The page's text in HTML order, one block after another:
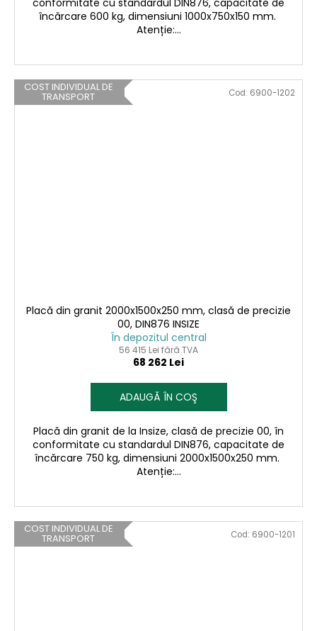
conformitate cu standardul DIN876, capacitate de
încărcare 600 kg, dimensiuni 1000x750x150 mm.
Atenție:...
COST INDIVIDUAL DE
TRANSPORT
Placă din granit 2000x1500x250 mm, clasă de precizie
00, DIN876 INSIZE
În depozitul central
56 415 Lei fără TVA
68 262 Lei
ADAUGĂ ÎN COŞ
Placă din granit de la Insize, clasă de precizie 00, în
conformitate cu standardul DIN876, capacitate de
încărcare 750 kg, dimensiuni 2000x1500x250 mm.
Atenție:...
Cod: 6900-1202
COST INDIVIDUAL DE
TRANSPORT Cod: 6900-1201